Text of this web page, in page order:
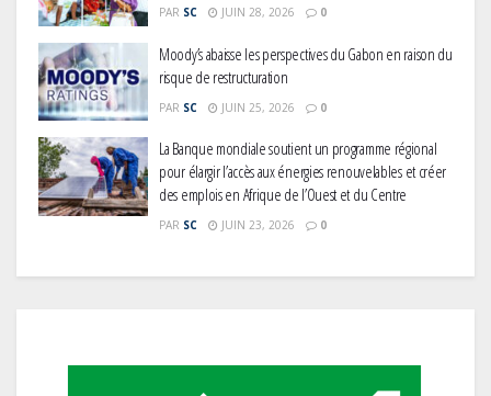
PAR SC JUIN 28, 2026 0
Moody’s abaisse les perspectives du Gabon en raison du
risque de restructuration
PAR SC JUIN 25, 2026 0
La Banque mondiale soutient un programme régional
pour élargir l’accès aux énergies renouvelables et créer
des emplois en Afrique de l’Ouest et du Centre
PAR SC JUIN 23, 2026 0